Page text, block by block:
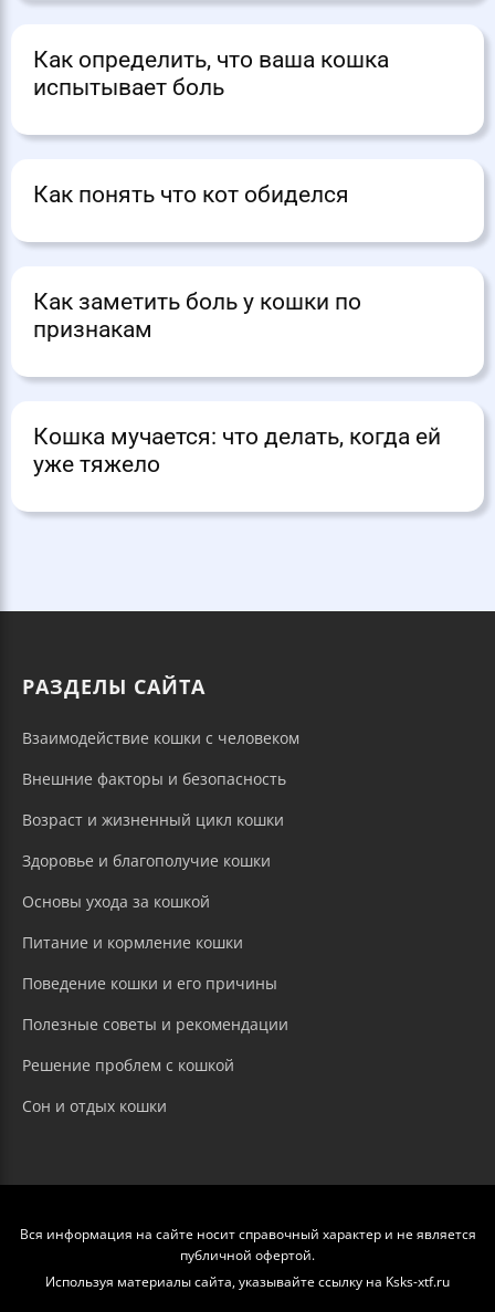
Как определить, что ваша кошка
испытывает боль
Как понять что кот обиделся
Как заметить боль у кошки по
признакам
Кошка мучается: что делать, когда ей
уже тяжело
РАЗДЕЛЫ САЙТА
Взаимодействие кошки с человеком
Внешние факторы и безопасность
Возраст и жизненный цикл кошки
Здоровье и благополучие кошки
Основы ухода за кошкой
Питание и кормление кошки
Поведение кошки и его причины
Полезные советы и рекомендации
Решение проблем с кошкой
Сон и отдых кошки
Вся информация на сайте носит справочный характер и не является
публичной офертой.
Используя материалы сайта, указывайте ссылку на Ksks-xtf.ru